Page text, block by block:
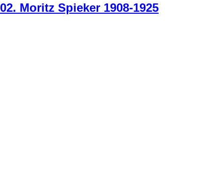
02. Moritz Spieker 1908-1925